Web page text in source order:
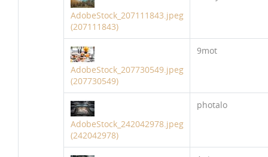
AdobeStock_207111843.jpeg
(207111843)
AdobeStock_207730549.jpeg
(207730549)
9mot
AdobeStock_242042978.jpeg
(242042978)
photalo